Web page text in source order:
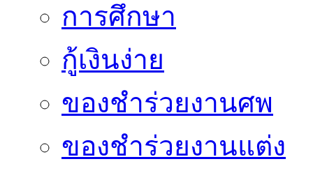
การศึกษา
กู้เงินง่าย
ของชำร่วยงานศพ
ของชำร่วยงานแต่ง